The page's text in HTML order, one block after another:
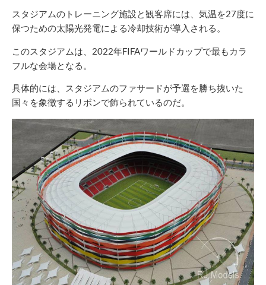
スタジアムのトレーニング施設と観客席には、気温を27度に
保つための太陽光発電による冷却技術が導入される。
このスタジアムは、2022年FIFAワールドカップで最もカラ
フルな会場となる。
具体的には、スタジアムのファサードが予選を勝ち抜いた
国々を象徴するリボンで飾られているのだ。